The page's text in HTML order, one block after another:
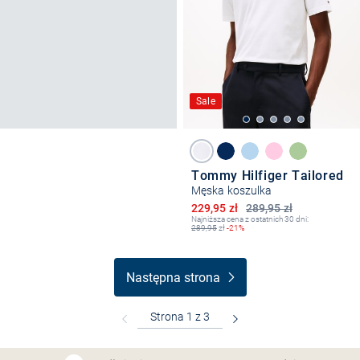
Sale
Tommy Hilfiger Tailored
Męska koszulka
289,95 zł
Obniżona cena
229,95 zł
Najniższa cena z ostatnich 30 dni:
289,95zł-21%
Następna strona